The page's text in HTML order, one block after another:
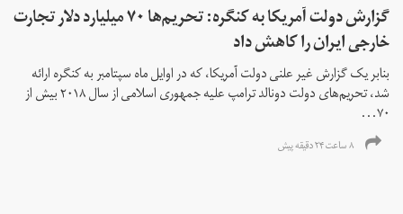
گزارش دولت آمریکا به کنگره: تحریم‌ها ۷۰ میلیارد دلار تجارت
خارجی ایران را کاهش داد
بنابر یک گزارش غیر علنی دولت آمریکا، که در اوایل ماه سپتامبر به کنگره ارائه
شد، تحریم‌های دولت دونالد ترامپ علیه جمهوری اسلامی از سال ۲۰۱۸ بیش از
۷۰...
۸ ساعت ۲۴ دقیقه پیش